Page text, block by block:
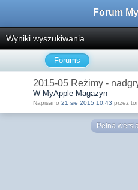
Forum
Wyniki wyszukiwania
Forums
2015-05 Reżimy -
W MyApple Magazyn
Napisano 21 sie 2015 10:43 przez
Pełna